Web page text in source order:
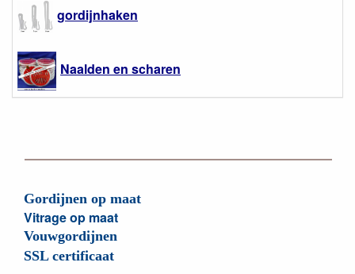
gordijnhaken
Naalden en scharen
Gordijnen op maat
Vitrage op maat
Vouwgordijnen
SSL certificaat